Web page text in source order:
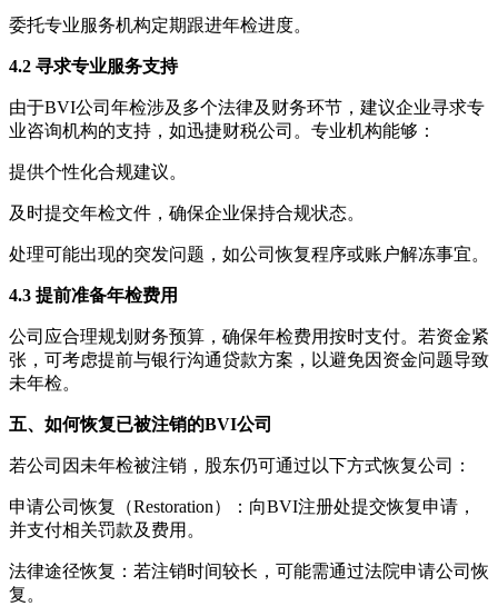
委托专业服务机构定期跟进年检进度。
4.2 寻求专业服务支持
由于BVI公司年检涉及多个法律及财务环节，建议企业寻求专
业咨询机构的支持，如迅捷财税公司。专业机构能够：
提供个性化合规建议。
及时提交年检文件，确保企业保持合规状态。
处理可能出现的突发问题，如公司恢复程序或账户解冻事宜。
4.3 提前准备年检费用
公司应合理规划财务预算，确保年检费用按时支付。若资金紧
张，可考虑提前与银行沟通贷款方案，以避免因资金问题导致
未年检。
五、如何恢复已被注销的BVI公司
若公司因未年检被注销，股东仍可通过以下方式恢复公司：
申请公司恢复（Restoration）：向BVI注册处提交恢复申请，
并支付相关罚款及费用。
法律途径恢复：若注销时间较长，可能需通过法院申请公司恢
复。